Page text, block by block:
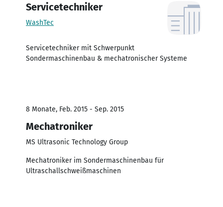
Servicetechniker
WashTec
Servicetechniker mit Schwerpunkt
Sondermaschinenbau & mechatronischer Systeme
8 Monate, Feb. 2015 - Sep. 2015
Mechatroniker
MS Ultrasonic Technology Group
Mechatroniker im Sondermaschinenbau für
Ultraschallschweißmaschinen